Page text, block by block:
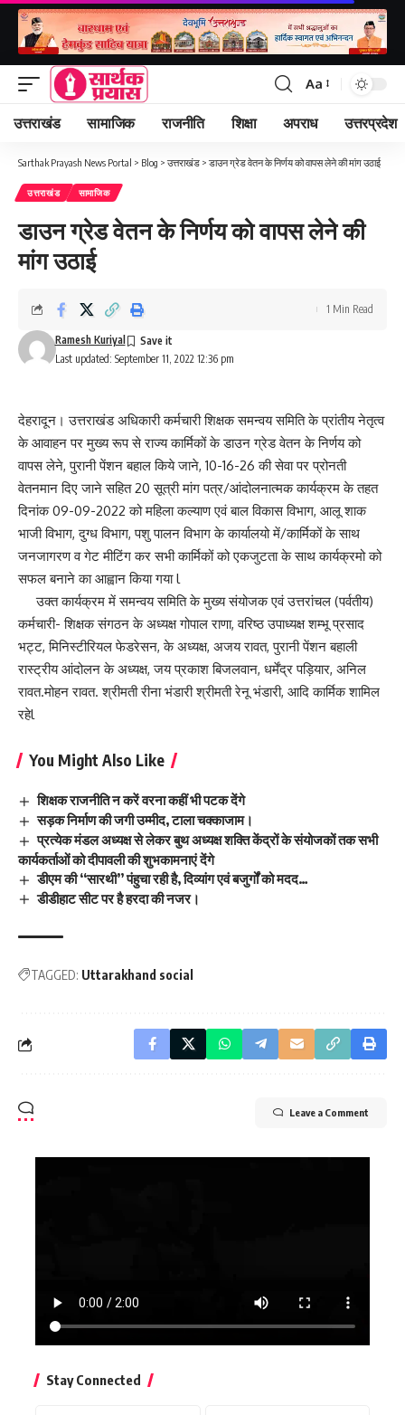
Font
Resizer
Aa
उत्तराखंड सामाजिक राजनीति शिक्षा अपराध उत्तरप्रदेश
Sarthak Prayash News Portal > Blog > उत्तराखंड > डाउन ग्रेड वेतन के निर्णय को वापस लेने की मांग उठाई
उत्तराखंड सामाजिक
डाउन ग्रेड वेतन के निर्णय को वापस लेने की
मांग उठाई
Last updated: September 11, 2022 12:36 pm
Ramesh Kuriyal
1 Min Read
देहरादून। उत्तराखंड अधिकारी कर्मचारी शिक्षक समन्वय समिति के प्रांतीय नेतृत्व
के आवाहन पर मुख्य रूप से राज्य कार्मिकों के डाउन ग्रेड वेतन के निर्णय को
वापस लेने, पुरानी पेंशन बहाल किये जाने, 10-16-26 की सेवा पर प्रोनती
वेतनमान दिए जाने सहित 20 सूत्री मांग पत्र/आंदोलनात्मक कार्यक्रम के तहत
दिनांक 09-09-2022 को महिला कल्याण एवं बाल विकास विभाग, आलू शाक
भाजी विभाग, दुग्ध विभाग, पशु पालन विभाग के कार्यालयो में/कार्मिकों के साथ
जनजागरण व गेट मीटिंग कर सभी कार्मिकों को एकजुटता के साथ कार्यक्रमो को
सफल बनाने का आह्वान किया गया l
उक्त कार्यक्रम में समन्वय समिति के मुख्य संयोजक एवं उत्तरांचल (पर्वतीय)
कर्मचारी- शिक्षक संगठन के अध्यक्ष गोपाल राणा, वरिष्ठ उपाध्यक्ष शम्भू प्रसाद
भट्ट, मिनिस्टीरियल फेडरेसन, के अध्यक्ष, अजय रावत, पुरानी पेंशन बहाली
रास्ट्रीय आंदोलन के अध्यक्ष, जय प्रकाश बिजलवान, धर्मेंद्र पड़ियार, अनिल
रावत.मोहन रावत. श्रीमती रीना भंडारी श्रीमती रेनू भंडारी, आदि कार्मिक शामिल
रहेl
You Might Also Like
शिक्षक राजनीति न करें वरना कहीं भी पटक देंगे
सड़क निर्माण की जगी उम्मीद, टाला चक्काजाम।
प्रत्येक मंडल अध्यक्ष से लेकर बुथ अध्यक्ष शक्ति केंद्रों के संयोजकों तक सभी
कार्यकर्ताओं को दीपावली की शुभकामनाएं देंगे
डीएम की ‘‘सारथी’’ पंहुचा रही है, दिव्यांग एवं बजुर्गों को मदद…
डीडीहाट सीट पर है हरदा की नजर।
TAGGED: Uttarakhand social
Leave a Comment
Stay Connected